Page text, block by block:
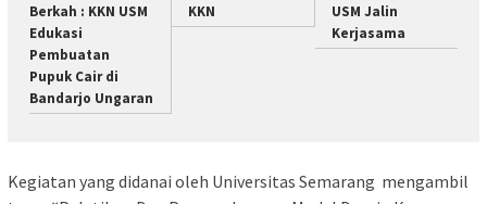
Berkah : KKN USM
Edukasi
Pembuatan
Pupuk Cair di
Bandarjo Ungaran
KKN
USM Jalin
Kerjasama
Kegiatan yang didanai oleh Universitas Semarang mengambil